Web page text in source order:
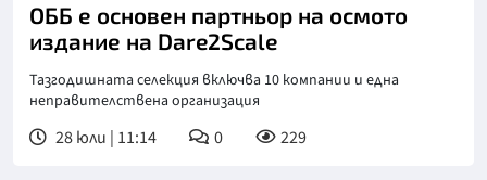
ОББ е основен партньор на осмото
издание на Dare2Scale
Тазгодишната селекция включва 10 компании и една
неправителствена организация
28 юли | 11:14 0 229